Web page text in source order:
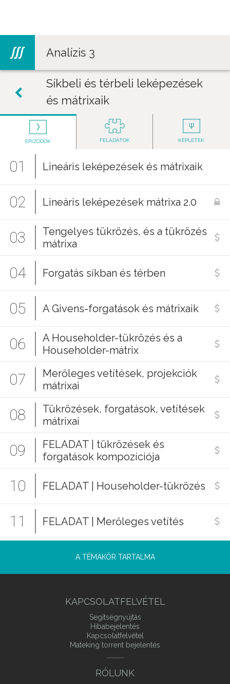
Analízis 3
Síkbeli és térbeli leképezések
és mátrixaik
EPIZÓDOK FELADATOK KÉPLETEK
01 Lineáris leképezések és mátrixaik
02 Lineáris leképezések mátrixa 2.0
03
Tengelyes tükrözés, és a tükrözés
mátrixa
04 Forgatás síkban és térben
05 A Givens-forgatások és mátrixaik
06
A Householder-tükrözés és a
Householder-mátrix
07
Merőleges vetítések, projekciók
mátrixai
08
Tükrözések, forgatások, vetítések
mátrixai
09
FELADAT | tükrözések és
forgatások kompozíciója
10 FELADAT | Householder-tükrözés
11 FELADAT | Merőleges vetítés
A TÉMAKÖR TARTALMA
KAPCSOLATFELVÉTEL
Segítségnyújtás
Hibabejelentés
Kapcsolatfelvétel
Mateking torrent bejelentés
RÓLUNK